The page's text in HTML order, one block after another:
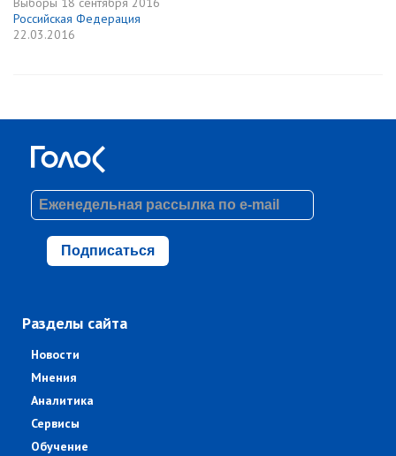
Российская Федерация
22.03.2016
Подписаться
Разделы сайта
Новости
Мнения
Аналитика
Сервисы
Обучение